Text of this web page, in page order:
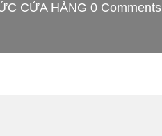
CỬA HÀNG 0 Comments